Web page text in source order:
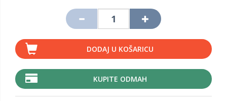
DODAJ U KOŠARICU
KUPITE ODMAH